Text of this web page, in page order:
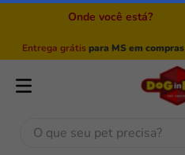
Onde você está?
Entrega grátispara MS em compras
O que seu pet precisa?